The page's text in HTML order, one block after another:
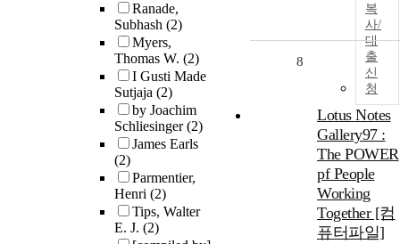
Ranade,
Subhash (2)
Myers,
Thomas W. (2)
I Gusti Made
Sutjaja (2)
by Joachim
Schliesinger(2)
James Earls
(2)
Parmentier,
Henri (2)
Tips, Walter
E. J. (2)
복
사/
대
출
신
청
8
Lotus Notes
Gallery97 :
The POWER
pf People
Working
Together [컴
퓨터파일]